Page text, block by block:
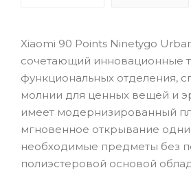
Xiaomi 90 Points Ninetygo
сочетающий инновационные
функциональных отделения,
молнии для ценных вещей и
имеет модернизированный
мгновенное открывание
необходимые предметы без
полиэстеровой основой